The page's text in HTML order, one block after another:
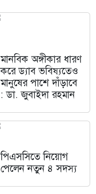
মানবিক অঙ্গীকার ধারণ
করে ড্যাব ভবিষ্যতেও
মানুষের পাশে দাঁড়াবে
: ডা. জুবাইদা রহমান
পিএসসিতে নিয়োগ
পেলেন নতুন ৪ সদস্য